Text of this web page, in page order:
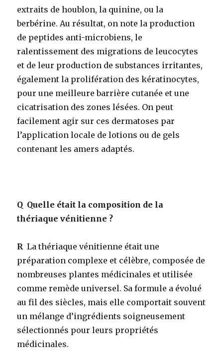
extraits de houblon, la quinine, ou la
berbérine. Au résultat, on note la production
de peptides anti-microbiens, le
ralentissement des migrations de leucocytes
et de leur production de substances irritantes,
également la prolifération des kératinocytes,
pour une meilleure barrière cutanée et une
cicatrisation des zones lésées. On peut
facilement agir sur ces dermatoses par
l’application locale de lotions ou de gels
contenant les amers adaptés.
Q Quelle était la composition de la
thériaque vénitienne ?
RLa thériaque vénitienne était une
préparation complexe et célèbre, composée de
nombreuses plantes médicinales et utilisée
comme remède universel. Sa formule a évolué
au fil des siècles, mais elle comportait souvent
un mélange d’ingrédients soigneusement
sélectionnés pour leurs propriétés
médicinales.